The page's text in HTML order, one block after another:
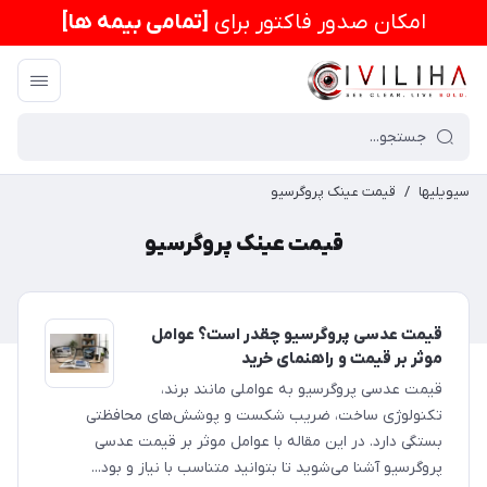
امكان صدور فاکتور برای [تمامی بیمه ها]
سیویلیها / قیمت عینک پروگرسیو
قیمت عینک پروگرسیو
قیمت عدسی پروگرسیو چقدر است؟ عوامل
موثر بر قیمت و راهنمای خرید
قیمت عدسی پروگرسیو به عواملی مانند برند،
تکنولوژی ساخت، ضریب شکست و پوشش‌های محافظتی
بستگی دارد. در این مقاله با عوامل موثر بر قیمت عدسی
پروگرسیو آشنا می‌شوید تا بتوانید متناسب با نیاز و بود...